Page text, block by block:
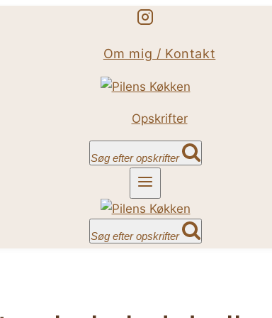
Om mig / Kontakt
Opskrifter
Søg efter opskrifter
Søg efter opskrifter